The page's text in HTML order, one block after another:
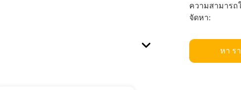
ความสามารถ
จัดหา:
หา ร